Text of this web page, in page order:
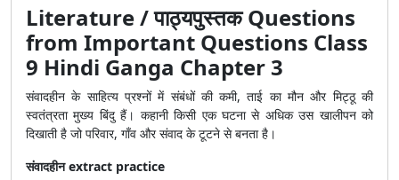
Literature / पाठ्यपुस्तक Questions
from Important Questions Class
9 Hindi Ganga Chapter 3
संवादहीन के साहित्य प्रश्नों में संबंधों की कमी, ताई का मौन और मिट्ठू की
स्वतंत्रता मुख्य बिंदु हैं। कहानी किसी एक घटना से अधिक उस खालीपन को
दिखाती है जो परिवार, गाँव और संवाद के टूटने से बनता है।
संवादहीन extract practice